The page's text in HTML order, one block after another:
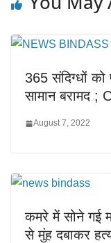
365 संदिग्धों
सामान बरामद ;
August 7, 2022
कमरे में सोने गई
से मुंह दबाकर